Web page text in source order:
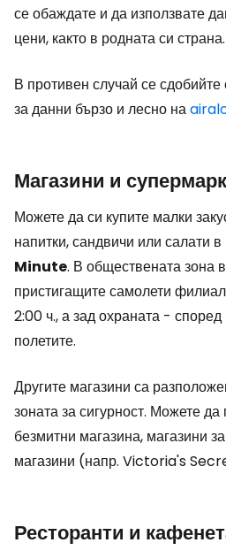
се обаждате и да използвате
цени, както в родната си страна.
В противен случай се сдобийте
за данни бързо и лесно на
Магазини и
Можете да си купите малки
напитки, сандвичи или салати
Minute. В обществената зона
пристигащите самолети
2:00 ч., а зад охраната -
полетите.
Другите магазини са
зоната за сигурност. Можете
безмитни магазина, магазини
магазини (напр. Victoria's
Ресторанти и